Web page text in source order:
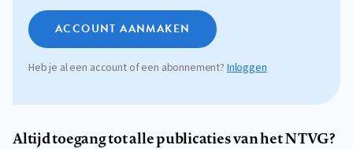
ACCOUNT AANMAKEN
Heb je al een account of een abonnement? Inloggen
Altijd toegang tot alle publicaties van het NTVG?